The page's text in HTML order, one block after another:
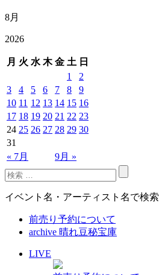
8月
2026
月 火 水 木 金 土 日
« 7月 9月 »
1
2
3
4 5 6 7 8
9
10 11 12 13 14 15 16
17 18 19 20 21 22 23
24 25 26 27 28 29 30
31
イベント名・アーティスト名で検索
前売り予約について
archive 晴れ豆秘宝庫
LIVE